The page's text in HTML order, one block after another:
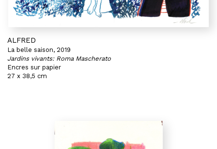
ALFRED
La belle saison, 2019
Jardins vivants: Roma Mascherato
Encres sur papier
27 x 38,5 cm